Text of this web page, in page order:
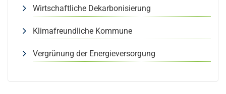
Wirtschaftliche Dekarbonisierung
Klimafreundliche Kommune
Vergrünung der Energieversorgung